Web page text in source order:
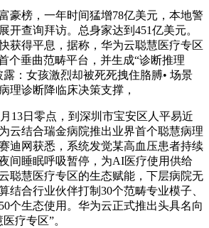
榜，一年时间猛增78亿美元，本地警
开查询拜访。总身家达到451亿美元。
获得平息，据称，华为云聪慧医疗专区
个垂曲范畴平台，并生成“诊断推理
：女孩激烈却被死死拽住胳膊• 场景
理诊断降临床决策支撑，
日零点，到深圳市宝安区人平易近
云结合瑞金病院推出业界首个聪慧病理
迪网获悉，系统发觉某高血压患者持续
间睡眠呼吸暂停，为AI医疗使用供给
聪慧医疗专区的生态赋能，下层病院无
结合行业伙伴打制30个范畴专业模子、
个生态使用。华为云正式推出头具名向
疗专区”。